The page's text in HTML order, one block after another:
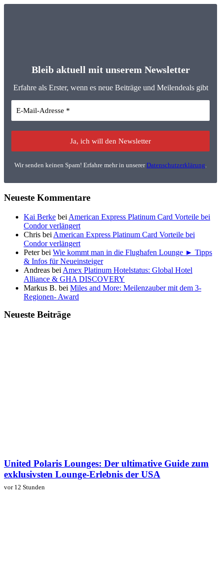
Bleib aktuell mit unserem Newsletter
Erfahre als Erster, wenn es neue Beiträge und Meilendeals gibt
Wir senden keinen Spam! Erfahre mehr in unsererDatenschutzerklärung.
Neueste Kommentare
Kai Berke bei American Express Platinum Card Vorteile bei
Condor verlängert
Chris bei American Express Platinum Card Vorteile bei
Condor verlängert
Peterbei Wie kommt man in die Flughafen Lounge ► Tipps
& Infos für Neueinsteiger
Andreas bei Amex Platinum Hotelstatus: Global Hotel
Alliance & GHA DISCOVERY
Markus B. bei Miles and More: Meilenzauber mit dem 3-
Regionen- Award
Neueste Beiträge
United Polaris Lounges: Der ultimative Guide zum
exklusivsten Lounge-Erlebnis der USA
vor 12 Stunden